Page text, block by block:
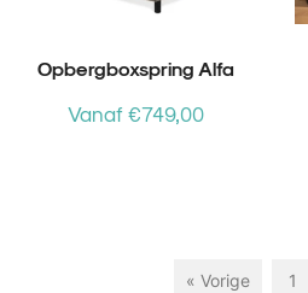
Opbergboxspring Alfa
Vanaf €749,00
« Vorige 1